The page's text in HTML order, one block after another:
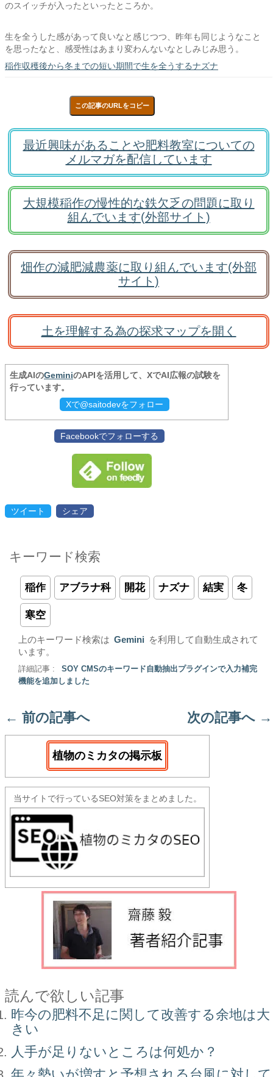
のスイッチが入ったといったところか。
生を全うした感があって良いなと感じつつ、昨年も同じようなこと
を思ったなと、感受性はあまり変わんないなとしみじみ思う。
稲作収穫後から冬までの短い期間で生を全うするナズナ
この記事のURLをコピー
最近興味があることや肥料教室についての
メルマガを配信しています
大規模稲作の慢性的な鉄欠乏の問題に取り
組んでいます(外部サイト)
畑作の減肥減農薬に取り組んでいます(外部
サイト)
土を理解する為の探求マップを開く
生成AIのGeminiのAPIを活用して、XでAI広報の試験を
行っています。
Xで@saitodevをフォロー
Facebookでフォローする
ツイート シェア
キーワード検索
稲作 アブラナ科 開花 ナズナ 結実 冬
寒空
上のキーワード検索は Gemini
を利用して自動生成されて
います。
詳細記事 :
SOY CMSのキーワード自動抽出プラグインで入力補完
機能を追加しました
← 前の記事へ 次の記事へ →
植物のミカタの掲示板
当サイトで行っているSEO対策をまとめました。
読んで欲しい記事
昨今の肥料不足に関して改善する余地は大
きい
人手が足りないところは何処か？